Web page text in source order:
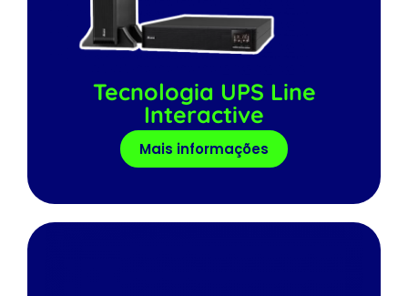
Tecnologia UPS Line
Interactive
Mais informações